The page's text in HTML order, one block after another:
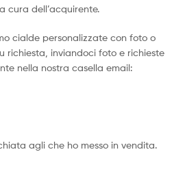
cura dell’acquirente.
cialde personalizzate con foto o
richiesta, inviandoci foto e richieste
nella nostra casella email:
agli che ho messo in vendita.